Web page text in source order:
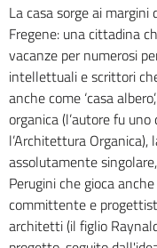
La casa sorge ai
Fregene: una cittadina
vacanze per numerosi
intellettuali e scrittori
anche come ‘casa
organica (l’autore fu
l’Architettura
assolutamente
Perugini che gioca
committente e
architetti (il figlio